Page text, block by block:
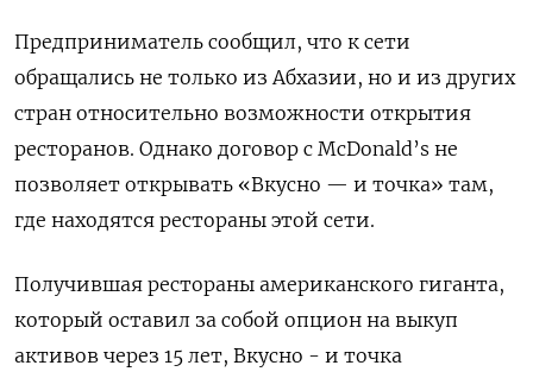
Предприниматель сообщил, что к сети
обращались не только из Абхазии, но и из других
стран относительно возможности открытия
ресторанов. Однако договор с McDonald’s не
позволяет открывать «Вкусно — и точка» там,
где находятся рестораны этой сети.
Получившая рестораны американского гиганта,
который оставил за собой опцион на выкуп
активов через 15 лет, Вкусно - и точка